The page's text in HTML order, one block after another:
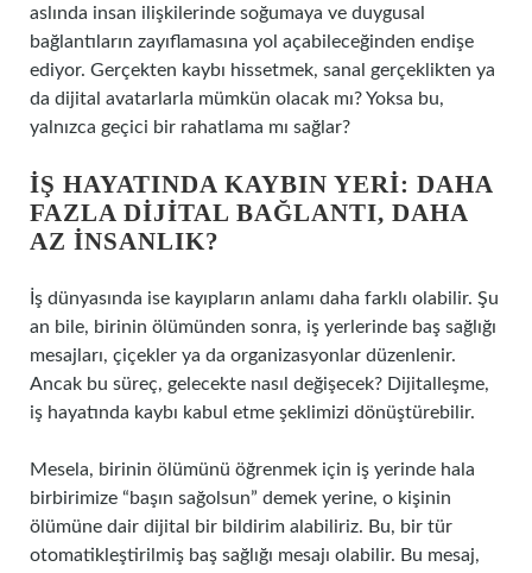
aslında insan ilişkilerinde soğumaya ve duygusal
bağlantıların zayıflamasına yol açabileceğinden endişe
ediyor. Gerçekten kaybı hissetmek, sanal gerçeklikten ya
da dijital avatarlarla mümkün olacak mı? Yoksa bu,
yalnızca geçici bir rahatlama mı sağlar?
İŞ HAYATINDA KAYBIN YERI: DAHA
FAZLA DIJITAL BAĞLANTI, DAHA
AZ İNSANLIK?
İş dünyasında ise kayıpların anlamı daha farklı olabilir. Şu
an bile, birinin ölümünden sonra, iş yerlerinde baş sağlığı
mesajları, çiçekler ya da organizasyonlar düzenlenir.
Ancak bu süreç, gelecekte nasıl değişecek? Dijitalleşme,
iş hayatında kaybı kabul etme şeklimizi dönüştürebilir.
Mesela, birinin ölümünü öğrenmek için iş yerinde hala
birbirimize “başın sağolsun” demek yerine, o kişinin
ölümüne dair dijital bir bildirim alabiliriz. Bu, bir tür
otomatikleştirilmiş baş sağlığı mesajı olabilir. Bu mesaj,